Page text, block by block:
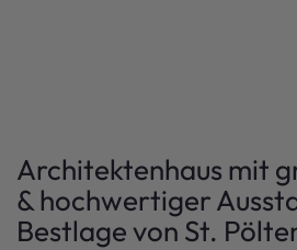
Architektenhaus mit
& hochwertiger
Bestlage von St.